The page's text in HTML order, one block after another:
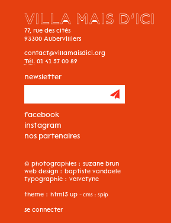
newsletter
facebook
instagram
nos partenaires
VILLA MAIS D’ICI
77, rue des cités
93300 Aubervilliers
contact@villamaisdici.org
Tél. 01 41 57 00 89
© photographies : suzane brun
web design : baptiste vandaele
typographie : velvetyne
theme : html5 up - cms : spip
se connecter